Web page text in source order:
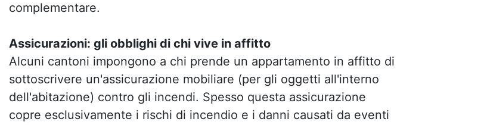
complementare.
Assicurazioni: gli obblighi di chi vive in affitto
Alcuni cantoni impongono a chi prende un appartamento in affitto di
sottoscrivere un'assicurazione mobiliare (per gli oggetti all'interno
dell'abitazione) contro gli incendi. Spesso questa assicurazione
copre esclusivamente i rischi di incendio e i danni causati da eventi